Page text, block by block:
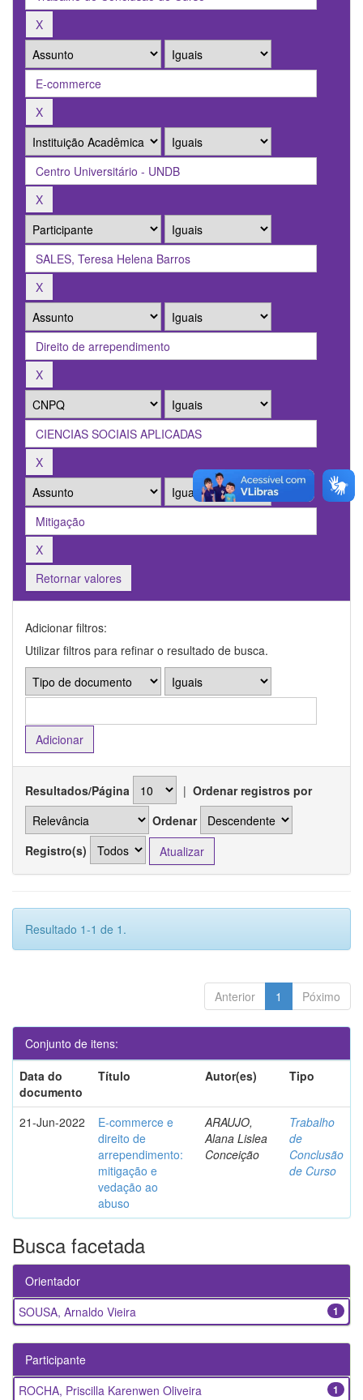
Retornar valores
Adicionar filtros:
Utilizar filtros para refinar o resultado de busca.
Resultados/Página | Ordenar registros por
Ordenar
Registro(s)
Resultado 1-1 de 1.
Anterior 1 Póximo
Conjunto de itens:
Data do
documento
Título Autor(es) Tipo
21-Jun-2022
E-commerce e
direito de
arrependimento:
mitigação e
vedação ao
abuso
ARAUJO,
Alana Lislea
Conceição
Trabalho
de
Conclusão
de Curso
Busca facetada
Orientador
1
SOUSA, Arnaldo Vieira
Participante
1
ROCHA, Priscilla Karenwen Oliveira